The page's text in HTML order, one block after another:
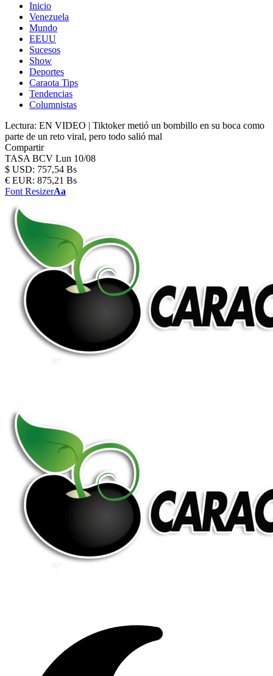
Inicio
Venezuela
Mundo
EEUU
Sucesos
Show
Deportes
Caraota Tips
Tendencias
Columnistas
Lectura: EN VIDEO | Tiktoker metió un bombillo en su boca como
parte de un reto viral, pero todo salió mal
Compartir
TASA BCV Lun 10/08
$ USD: 757,54 Bs
€ EUR: 875,21 Bs
Font ResizerAa